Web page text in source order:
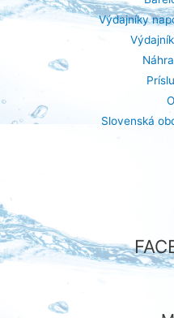
Výdajníky
Slovenská